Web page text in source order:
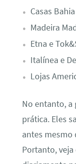
Casas
Madeira
Etna e
Italínea e
Lojas
No entanto, a
prática. Eles
antes mesmo
Portanto,